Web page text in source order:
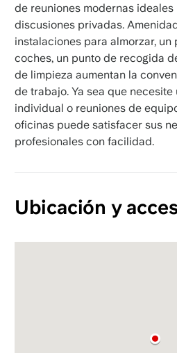
de reuniones modernas
discusiones privadas.
instalaciones para almorzar,
coches, un punto de recogida
de limpieza aumentan la
de trabajo. Ya sea que
individual o reuniones de
oficinas puede satisfacer sus
profesionales con facilidad.
Ubicación y